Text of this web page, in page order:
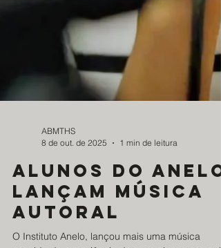
ABMTHS
8 de out. de 2025
1 min de leitura